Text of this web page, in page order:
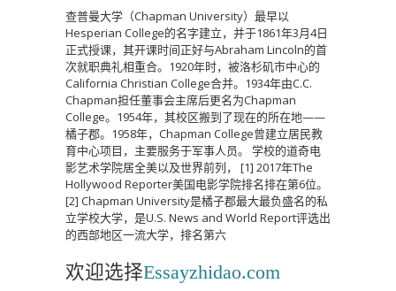
查普曼大学（Chapman University）最早以
Hesperian College的名字建立，并于1861年3月4日
正式授课，其开课时间正好与Abraham Lincoln的首
次就职典礼相重合。1920年时，被洛杉矶市中心的
California Christian College合并。1934年由C.C.
Chapman担任董事会主席后更名为Chapman
College。1954年，其校区搬到了现在的所在地——
橘子郡。1958年，Chapman College曾建立居民教
育中心项目，主要服务于军事人员。 学校的道奇电
影艺术学院居全美以及世界前列， [1] 2017年The
Hollywood Reporter美国电影学院排名排在第6位。
[2] Chapman University是橘子郡最大最负盛名的私
立学校大学，是U.S. News and World Report评选出
的西部地区一流大学，排名第六
欢迎选择Essayzhidao.com